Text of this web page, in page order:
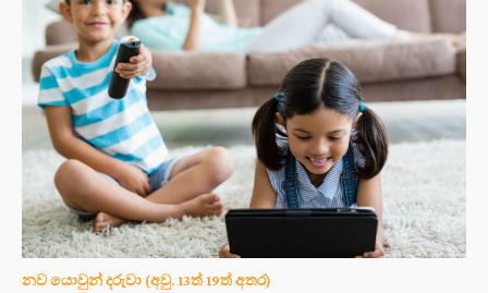
නව යොවුන් දරුවා (අවු. 13ත් 19ත් අතර)